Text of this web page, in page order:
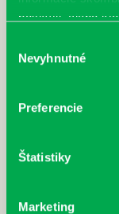
poskytli, alebo
súhlasu
Nevyhnutné
Preferencie
Štatistiky
Marketing